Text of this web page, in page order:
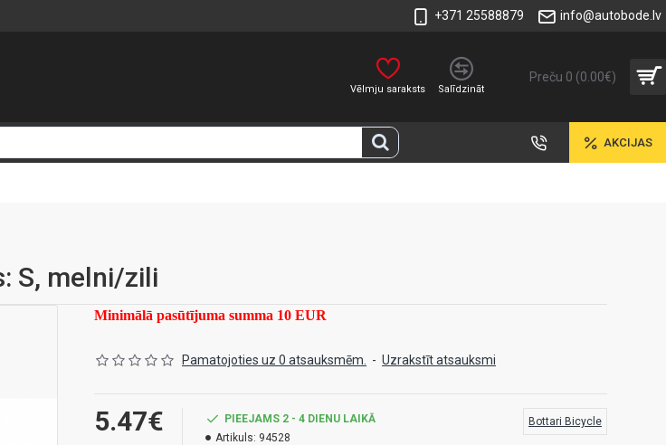
+371 25588879 info@autobode.lv
Vēlmju saraksts Salīdzināt
Preču 0 (0.00€)
AKCIJAS
S, melni/zili
Minimālā pasūtījuma summa 10 EUR
Pamatojoties uz 0 atsauksmēm. - Uzrakstīt atsauksmi
5.47€
PIEEJAMS 2 - 4 DIENU LAIKĀ
Artikuls: 94528
Bottari Bicycle